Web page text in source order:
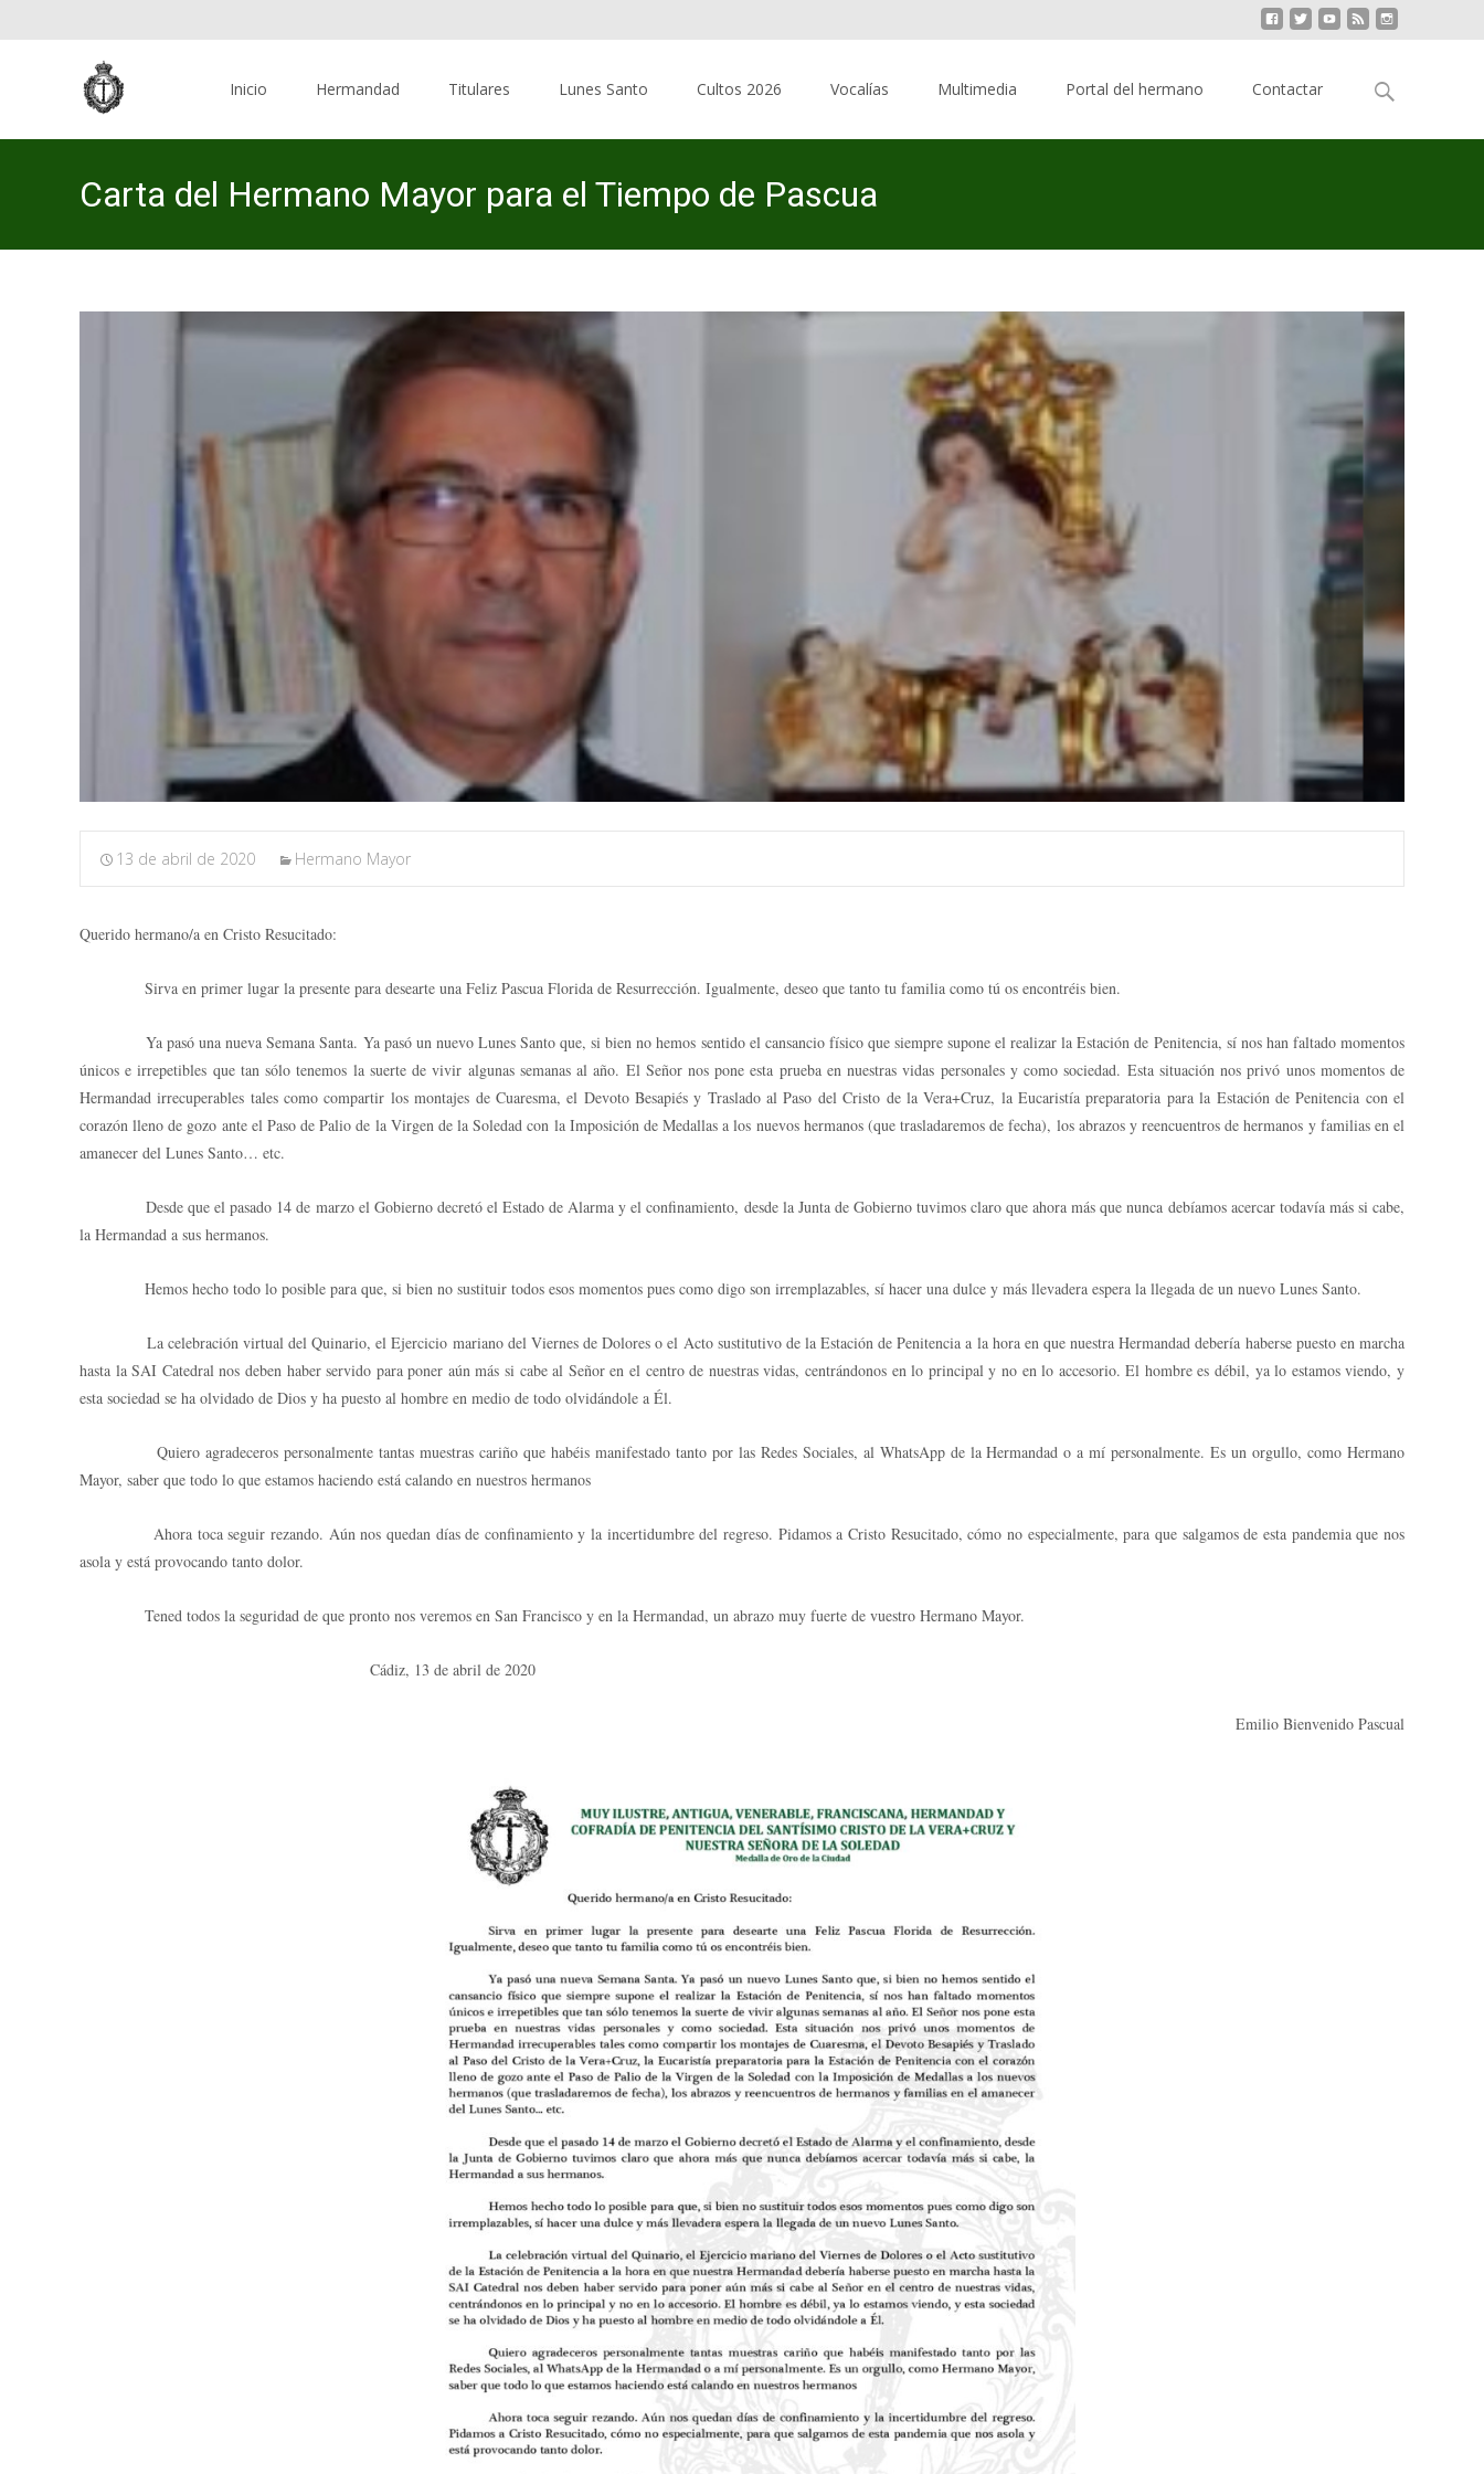
Inicio Hermandad Titulares Lunes Santo Cultos 2026 Vocalías Multimedia Portal del hermano Contactar Buscar:
Carta del Hermano Mayor para el Tiempo de Pascua
13 de abril de 2020 Hermano Mayor
Querido hermano/a en Cristo Resucitado:
Sirva en primer lugar la presente para desearte una Feliz Pascua Florida de Resurrección. Igualmente, deseo que tanto tu familia como tú os encontréis bien.
Ya pasó una nueva Semana Santa. Ya pasó un nuevo Lunes Santo que, si bien no hemos sentido el cansancio físico que siempre supone el realizar la Estación de Penitencia, sí nos han faltado momentos
únicos e irrepetibles que tan sólo tenemos la suerte de vivir algunas semanas al año. El Señor nos pone esta prueba en nuestras vidas personales y como sociedad. Esta situación nos privó unos momentos de
Hermandad irrecuperables tales como compartir los montajes de Cuaresma, el Devoto Besapiés y Traslado al Paso del Cristo de la Vera+Cruz, la Eucaristía preparatoria para la Estación de Penitencia con el
corazón lleno de gozo ante el Paso de Palio de la Virgen de la Soledad con la Imposición de Medallas a los nuevos hermanos (que trasladaremos de fecha), los abrazos y reencuentros de hermanos y familias en el
amanecer del Lunes Santo… etc.
Desde que el pasado 14 de marzo el Gobierno decretó el Estado de Alarma y el confinamiento, desde la Junta de Gobierno tuvimos claro que ahora más que nunca debíamos acercar todavía más si cabe,
la Hermandad a sus hermanos.
Hemos hecho todo lo posible para que, si bien no sustituir todos esos momentos pues como digo son irremplazables, sí hacer una dulce y más llevadera espera la llegada de un nuevo Lunes Santo.
La celebración virtual del Quinario, el Ejercicio mariano del Viernes de Dolores o el Acto sustitutivo de la Estación de Penitencia a la hora en que nuestra Hermandad debería haberse puesto en marcha
hasta la SAI Catedral nos deben haber servido para poner aún más si cabe al Señor en el centro de nuestras vidas, centrándonos en lo principal y no en lo accesorio. El hombre es débil, ya lo estamos viendo, y
esta sociedad se ha olvidado de Dios y ha puesto al hombre en medio de todo olvidándole a Él.
Quiero agradeceros personalmente tantas muestras cariño que habéis manifestado tanto por las Redes Sociales, al WhatsApp de la Hermandad o a mí personalmente. Es un orgullo, como Hermano
Mayor, saber que todo lo que estamos haciendo está calando en nuestros hermanos
Ahora toca seguir rezando. Aún nos quedan días de confinamiento y la incertidumbre del regreso. Pidamos a Cristo Resucitado, cómo no especialmente, para que salgamos de esta pandemia que nos
asola y está provocando tanto dolor.
Tened todos la seguridad de que pronto nos veremos en San Francisco y en la Hermandad, un abrazo muy fuerte de vuestro Hermano Mayor.
Cádiz, 13 de abril de 2020
Emilio Bienvenido Pascual